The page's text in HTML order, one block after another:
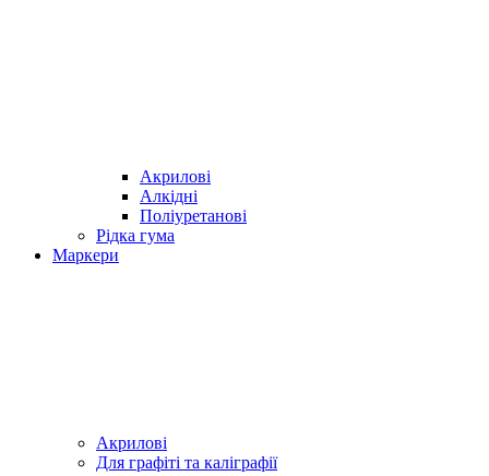
Акрилові
Алкідні
Поліуретанові
Рідка гума
Маркери
Акрилові
Для графіті та каліграфії